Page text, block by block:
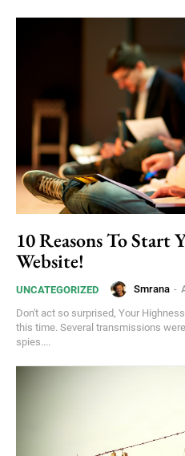
10 Reasons To
Website!
UNCATEGORIZED Smrana -
Don't act so surprised, Your
this time. Several transmissions
spies....